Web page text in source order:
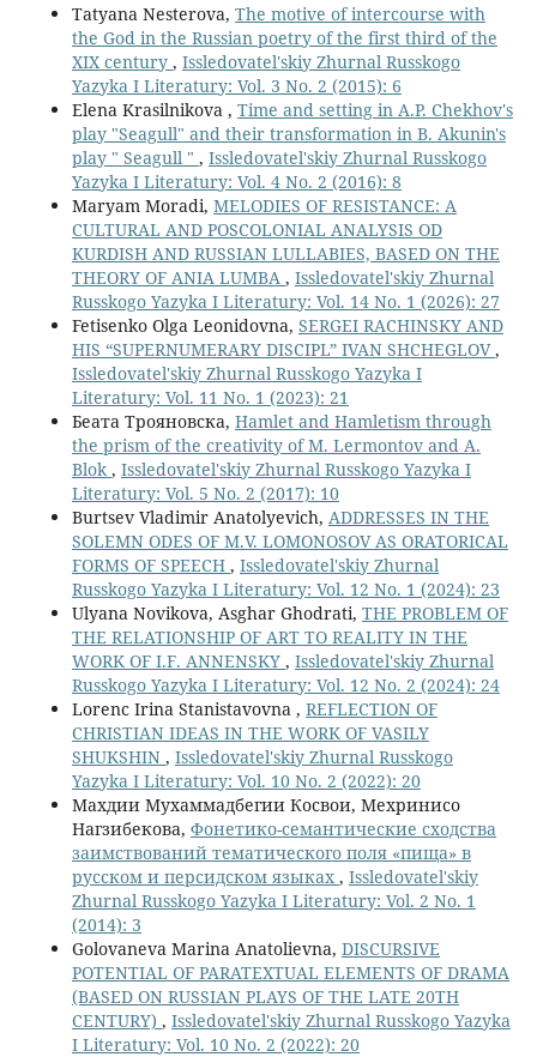
Tatyana Nesterova, The motive of intercourse with
the God in the Russian poetry of the first third of the
ХIХ century , Issledovatel'skiy Zhurnal Russkogo
Yazyka I Literatury: Vol. 3 No. 2 (2015): 6
Elena Krasilnikova , Time and setting in A.P. Chekhov's
play "Seagull" and their transformation in B. Akunin's
play " Seagull " , Issledovatel'skiy Zhurnal Russkogo
Yazyka I Literatury: Vol. 4 No. 2 (2016): 8
Maryam Moradi, MELODIES OF RESISTANCE: A
CULTURAL AND POSCOLONIAL ANALYSIS OD
KURDISH AND RUSSIAN LULLABIES, BASED ON THE
THEORY OF ANIA LUMBA , Issledovatel'skiy Zhurnal
Russkogo Yazyka I Literatury: Vol. 14 No. 1 (2026): 27
Fetisenko Olga Leonidovna, SERGEI RACHINSKY AND
HIS “SUPERNUMERARY DISCIPL” IVAN SHCHEGLOV,
Issledovatel'skiy Zhurnal Russkogo Yazyka I
Literatury: Vol. 11 No. 1 (2023): 21
Беата Трояновска, Hamlet and Hamletism through
the prism of the creativity of M. Lermontov and A.
Blok , Issledovatel'skiy Zhurnal Russkogo Yazyka I
Literatury: Vol. 5 No. 2 (2017): 10
Burtsev Vladimir Anatolyevich, ADDRESSES IN THE
SOLEMN ODES OF M.V. LOMONOSOV AS ORATORICAL
FORMS OF SPEECH , Issledovatel'skiy Zhurnal
Russkogo Yazyka I Literatury: Vol. 12 No. 1 (2024): 23
Ulyana Novikova, Asghar Ghodrati, THE PROBLEM OF
THE RELATIONSHIP OF ART TO REALITY IN THE
WORK OF I.F. ANNENSKY , Issledovatel'skiy Zhurnal
Russkogo Yazyka I Literatury: Vol. 12 No. 2 (2024): 24
Lorenc Irina Stanistavovna , REFLECTION OF
CHRISTIAN IDEAS IN THE WORK OF VASILY
SHUKSHIN , Issledovatel'skiy Zhurnal Russkogo
Yazyka I Literatury: Vol. 10 No. 2 (2022): 20
Махдии Мухаммадбегии Косвои, Мехринисо
Нагзибекова, Фонетико-семантические сходства
заимствований тематического поля «пища» в
русском и персидском языках , Issledovatel'skiy
Zhurnal Russkogo Yazyka I Literatury: Vol. 2 No. 1
(2014): 3
Golovaneva Marina Anatolievna, DISCURSIVE
POTENTIAL OF PARATEXTUAL ELEMENTS OF DRAMA
(BASED ON RUSSIAN PLAYS OF THE LATE 20TH
CENTURY) , Issledovatel'skiy Zhurnal Russkogo Yazyka
I Literatury: Vol. 10 No. 2 (2022): 20